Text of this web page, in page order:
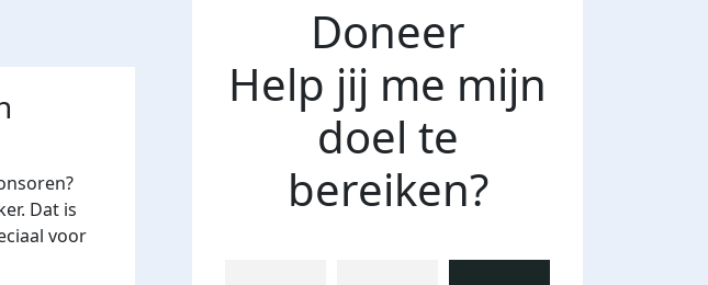
Dat is
voor
Doneer
Help jij me mijn
doel te
bereiken?